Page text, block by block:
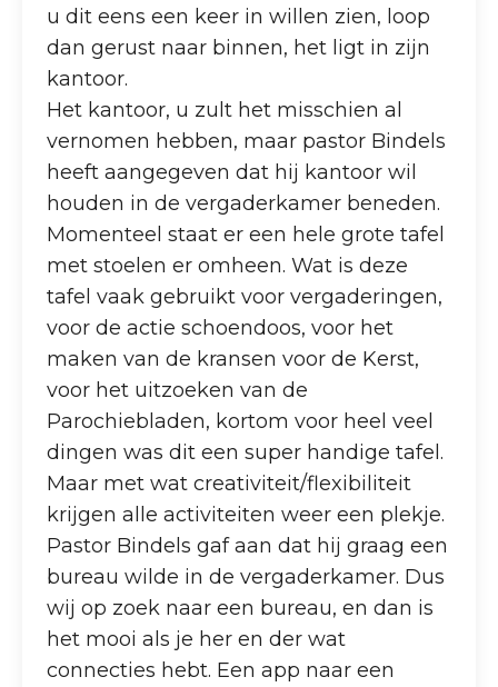
u dit eens een keer in willen zien, loop
dan gerust naar binnen, het ligt in zijn
kantoor.
Het kantoor, u zult het misschien al
vernomen hebben, maar pastor Bindels
heeft aangegeven dat hij kantoor wil
houden in de vergaderkamer beneden.
Momenteel staat er een hele grote tafel
met stoelen er omheen. Wat is deze
tafel vaak gebruikt voor vergaderingen,
voor de actie schoendoos, voor het
maken van de kransen voor de Kerst,
voor het uitzoeken van de
Parochiebladen, kortom voor heel veel
dingen was dit een super handige tafel.
Maar met wat creativiteit/flexibiliteit
krijgen alle activiteiten weer een plekje.
Pastor Bindels gaf aan dat hij graag een
bureau wilde in de vergaderkamer. Dus
wij op zoek naar een bureau, en dan is
het mooi als je her en der wat
connecties hebt. Een app naar een